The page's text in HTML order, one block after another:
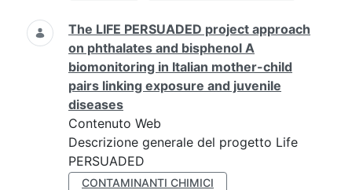
The LIFE PERSUADED project approach
on phthalates and bisphenol A
biomonitoring in Italian mother-child
pairs linking exposure and juvenile
diseases
Contenuto Web
Descrizione generale del progetto Life
PERSUADED
CONTAMINANTI CHIMICI